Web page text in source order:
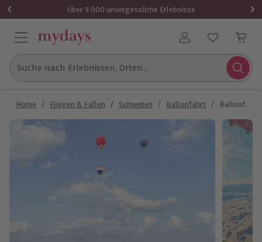
Über 9.000 unvergessliche Erlebnisse
Benutzerkonto
Suche nach Erlebnissen, Orten...
Home / Fliegen & Fallen / Schweben / Ballonfahrt /